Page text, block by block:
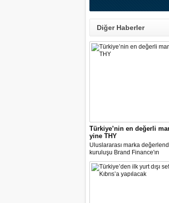
Diğer Haberler
Türkiye’nin en değerli
yine THY
Uluslararası marka
kuruluşu Brand Finance'ın
araştırmasına göre Türk
milyar dolara yaklaşan marka
bu yıl da "Türkiye'nin en değerli